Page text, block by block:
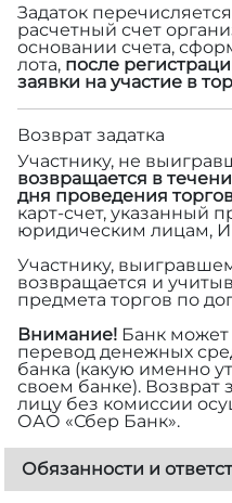
Задаток
расчетный счет
основании счета,
лота, после
заявки на участие в
Возврат задатка
Участнику, не
возвращается в
дня проведения
карт-счет, указанный
юридическим лицам,
Участнику,
возвращается и
предмета торгов по
Внимание! Банк может
перевод денежных
банка (какую именно
своем банке). Возврат
лицу без комиссии
ОАО «Сбер Банк».
Обязанности и